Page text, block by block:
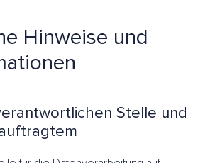
Hinweise und
Stelle und